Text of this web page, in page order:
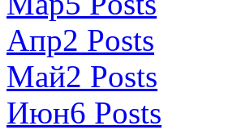
Апр2 Posts
Май2 Posts
Июн6 Posts